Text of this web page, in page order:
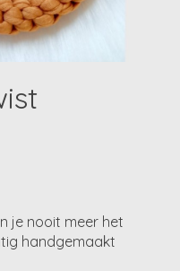
je nooit meer het
handgemaakt